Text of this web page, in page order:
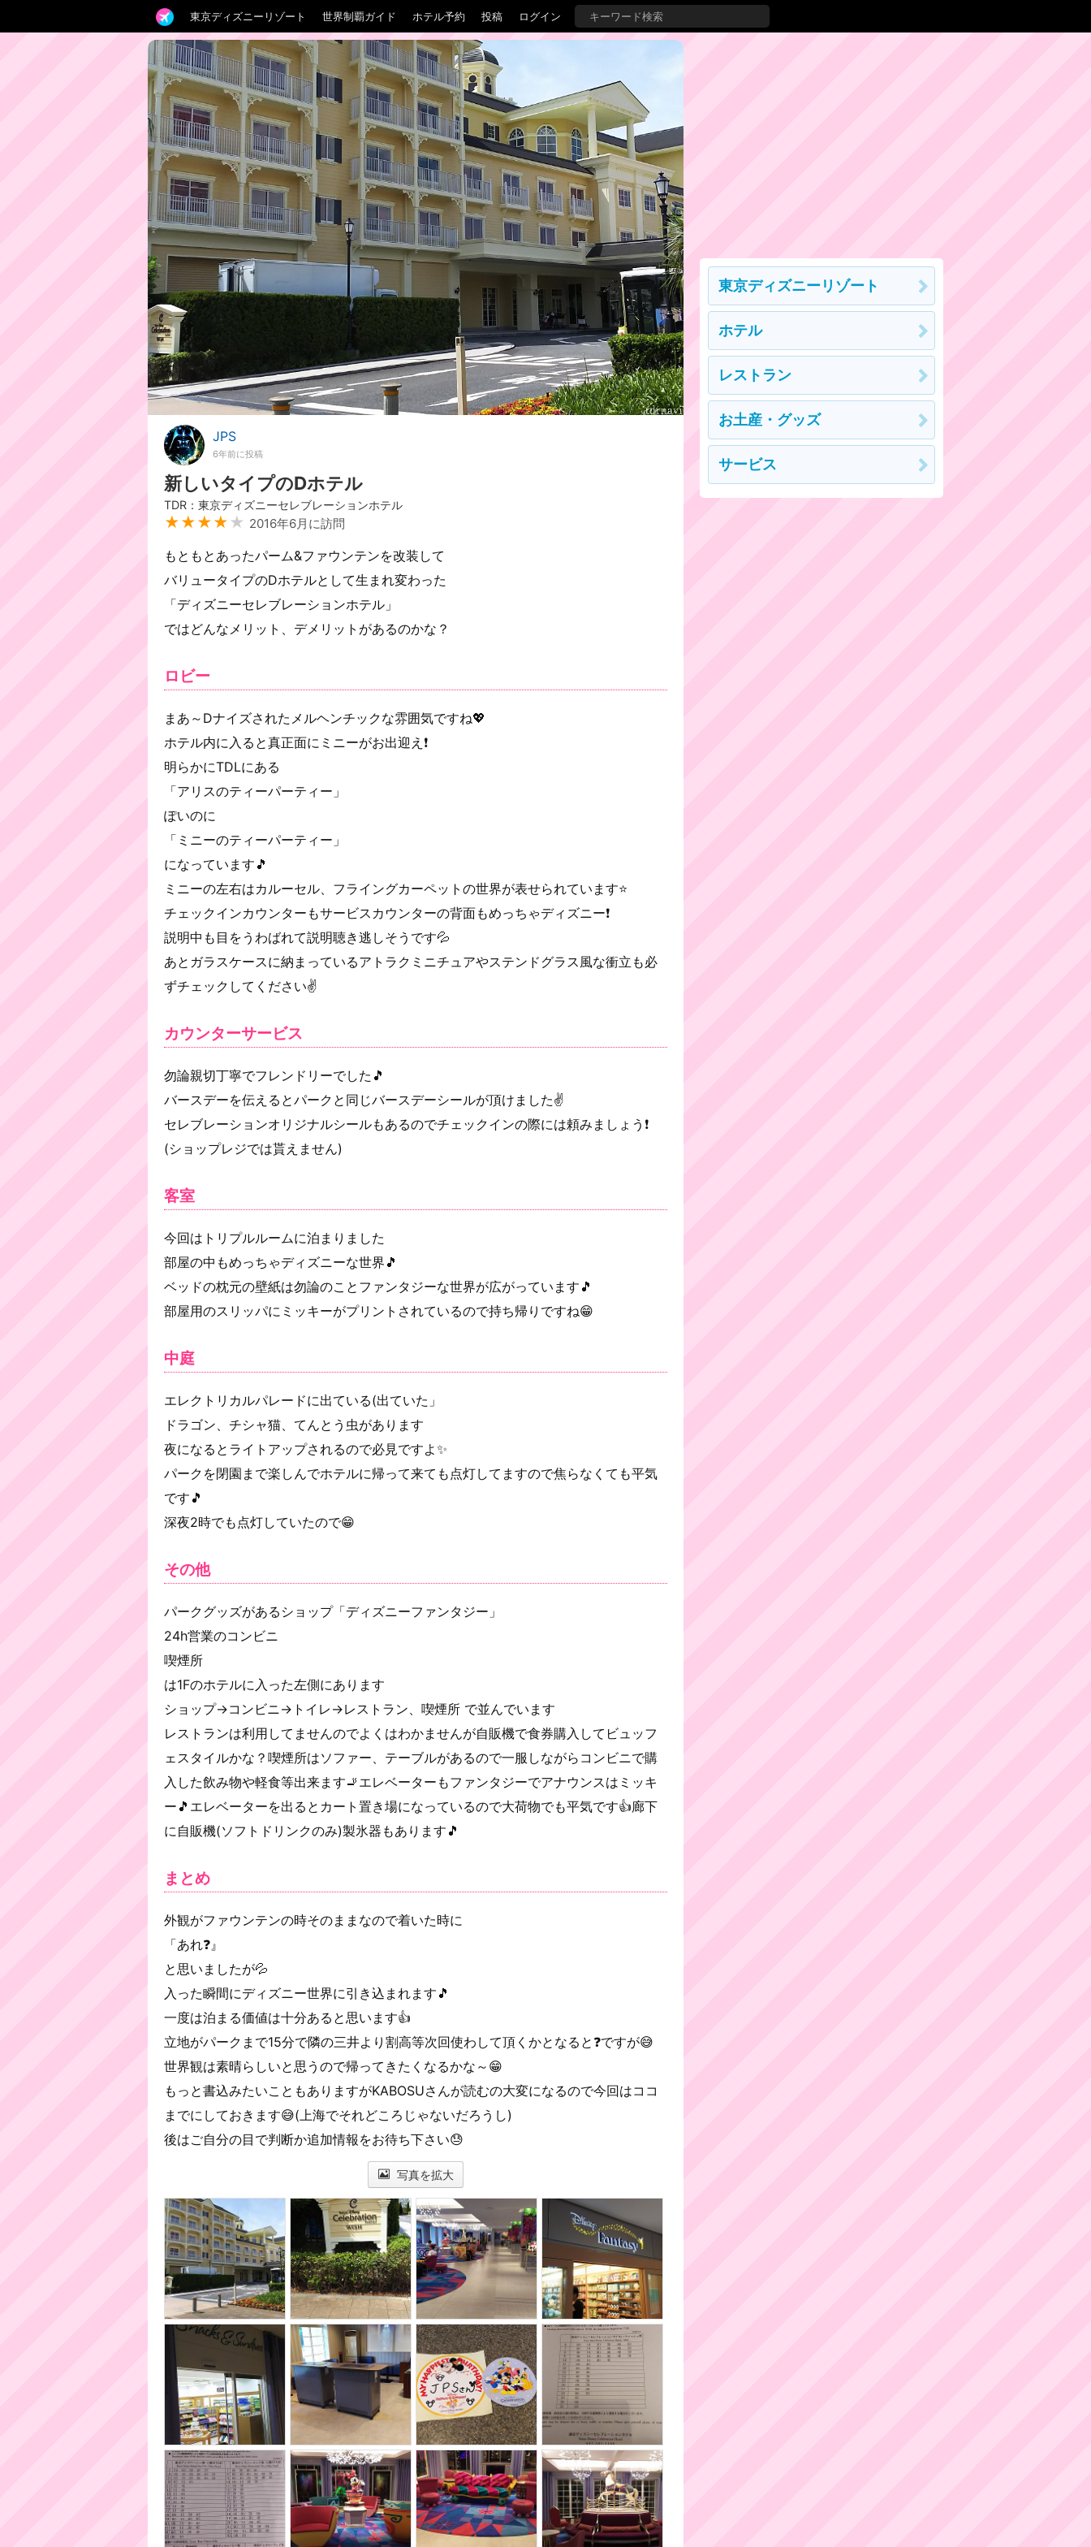
東京ディズニーリゾート 世界制覇ガイド ホテル予約 投稿 ログイン
JPS
6年前に投稿
新しいタイプのDホテル
TDR：東京ディズニーセレブレーションホテル
★★★★ ★ 2016年6月に訪問
もともとあったパーム&ファウンテンを改装して
バリュータイプのDホテルとして生まれ変わった
「ディズニーセレブレーションホテル」
ではどんなメリット、デメリットがあるのかな？
ロビー
まあ～Dナイズされたメルヘンチックな雰囲気ですね💖
ホテル内に入ると真正面にミニーがお出迎え❗
明らかにTDLにある
「アリスのティーパーティー」
ぽいのに
「ミニーのティーパーティー」
になっています🎵
ミニーの左右はカルーセル、フライングカーペットの世界が表せられています⭐
チェックインカウンターもサービスカウンターの背面もめっちゃディズニー❗
説明中も目をうわばれて説明聴き逃しそうです💦
あとガラスケースに納まっているアトラクミニチュアやステンドグラス風な衝立も必
ずチェックしてください✌
カウンターサービス
勿論親切丁寧でフレンドリーでした🎵
バースデーを伝えるとパークと同じバースデーシールが頂けました✌
セレブレーションオリジナルシールもあるのでチェックインの際には頼みましょう❗
(ショップレジでは貰えません)
客室
今回はトリプルルームに泊まりました
部屋の中もめっちゃディズニーな世界🎵
ベッドの枕元の壁紙は勿論のことファンタジーな世界が広がっています🎵
部屋用のスリッパにミッキーがプリントされているので持ち帰りですね😁
中庭
エレクトリカルパレードに出ている(出ていた」
ドラゴン、チシャ猫、てんとう虫があります
夜になるとライトアップされるので必見ですよ✨
パークを閉園まで楽しんでホテルに帰って来ても点灯してますので焦らなくても平気
です🎵
深夜2時でも点灯していたので😁
その他
パークグッズがあるショップ「ディズニーファンタジー」
24h営業のコンビニ
喫煙所
は1Fのホテルに入った左側にあります
ショップ→コンビニ→トイレ→レストラン、喫煙所 で並んでいます
レストランは利用してませんのでよくはわかませんが自販機で食券購入してビュッフ
ェスタイルかな？喫煙所はソファー、テーブルがあるので一服しながらコンビニで購
入した飲み物や軽食等出来ます🚬エレベーターもファンタジーでアナウンスはミッキ
ー🎵エレベーターを出るとカート置き場になっているので大荷物でも平気です👍廊下
に自販機(ソフトドリンクのみ)製氷器もあります🎵
まとめ
外観がファウンテンの時そのままなので着いた時に
「あれ❓』
と思いましたが💦
入った瞬間にディズニー世界に引き込まれます🎵
一度は泊まる価値は十分あると思います👍
立地がパークまで15分で隣の三井より割高等次回使わして頂くかとなると❓ですが😅
世界観は素晴らしいと思うので帰ってきたくなるかな～😁
もっと書込みたいこともありますがKABOSUさんが読むの大変になるので今回はココ
までにしておきます😅(上海でそれどころじゃないだろうし)
後はご自分の目で判断か追加情報をお待ち下さい😓
写真を拡大
東京ディズニーリゾート
ホテル
レストラン
お土産・グッズ
サービス